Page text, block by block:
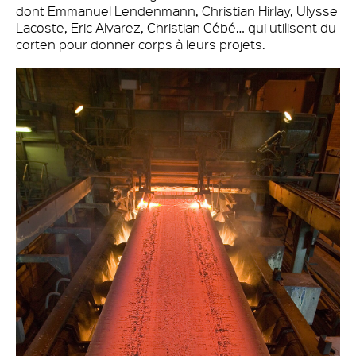
dont Emmanuel Lendenmann, Christian Hirlay, Ulysse
Lacoste, Eric Alvarez, Christian Cébé… qui utilisent du
corten pour donner corps à leurs projets.